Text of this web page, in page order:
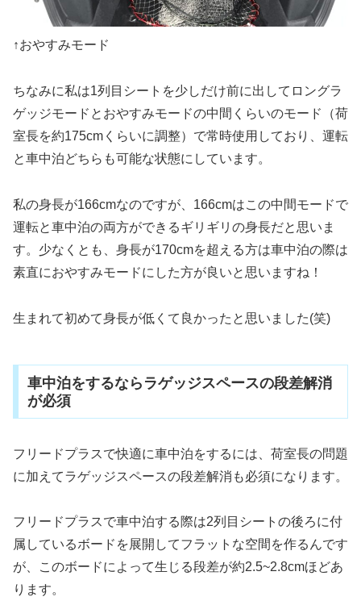
↑おやすみモード
ちなみに私は1列目シートを少しだけ前に出してロングラ
ゲッジモードとおやすみモードの中間くらいのモード（荷
室長を約175cmくらいに調整）で常時使用しており、運転
と車中泊どちらも可能な状態にしています。
私の身長が166cmなのですが、166cmはこの中間モードで
運転と車中泊の両方ができるギリギリの身長だと思いま
す。少なくとも、身長が170cmを超える方は車中泊の際は
素直におやすみモードにした方が良いと思いますね！
生まれて初めて身長が低くて良かったと思いました(笑)
車中泊をするならラゲッジスペースの段差解消
が必須
フリードプラスで快適に車中泊をするには、荷室長の問題
に加えてラゲッジスペースの段差解消も必須になります。
フリードプラスで車中泊する際は2列目シートの後ろに付
属しているボードを展開してフラットな空間を作るんです
が、このボードによって生じる段差が約2.5~2.8cmほどあ
ります。